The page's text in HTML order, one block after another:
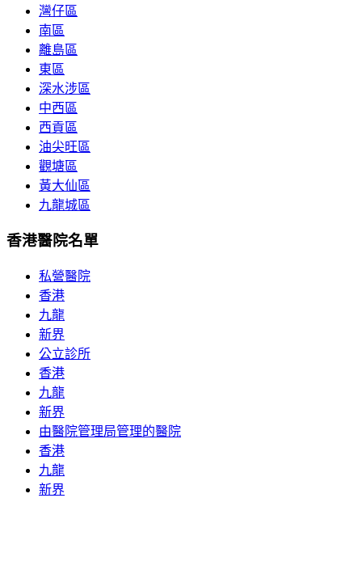
灣仔區
南區
離島區
東區
深水涉區
中西區
西貢區
油尖旺區
觀塘區
黃大仙區
九龍城區
香港醫院名單
私營醫院
香港
九龍
新界
公立診所
香港
九龍
新界
由醫院管理局管理的醫院
香港
九龍
新界